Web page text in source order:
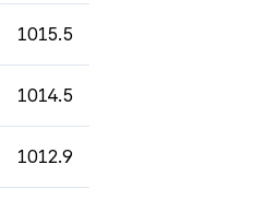
1015.5
1014.5
1012.9